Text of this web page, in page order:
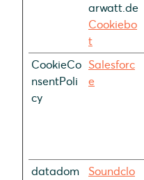
arwatt.de
Cookiebo
t
CookieCo
nsentPoli
cy
Salesforc
e
datadom
Soundclo